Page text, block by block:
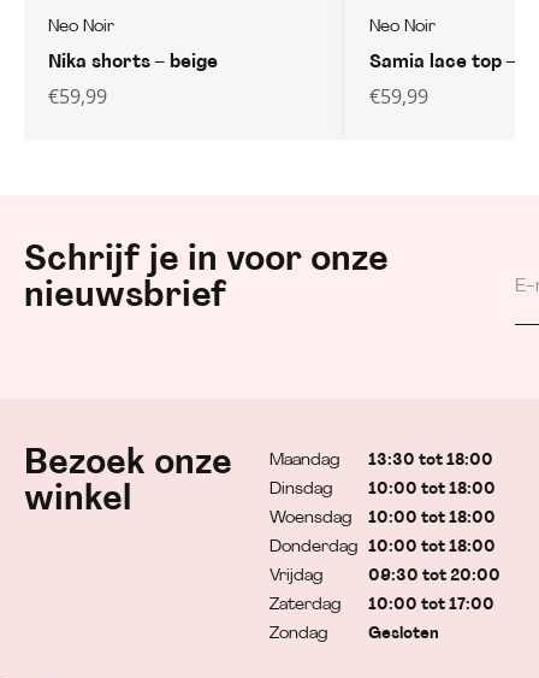
Neo Noir
Nika shorts – beige
€59,99
Neo Noir
Samia lace top –
€59,99
Schrijf je in voor onze
nieuwsbrief
Bezoek onze
winkel
Maandag
Dinsdag
Woensdag
Donderdag
Vrijdag
Zaterdag
Zondag
13:30 tot 18:00
10:00 tot 18:00
10:00 tot 18:00
10:00 tot 18:00
09:30 tot 20:00
10:00 tot 17:00
Gesloten